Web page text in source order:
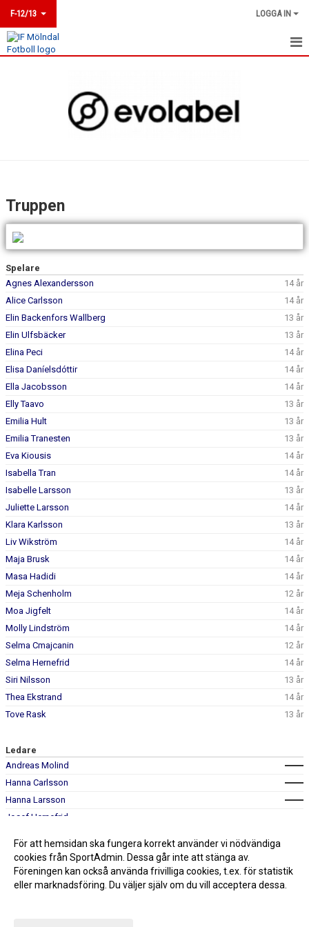
F-12/13 LOGGA IN
MATCHER
Truppen
Spelare
Agnes Alexandersson
14 år
Alice Carlsson
14 år
Elin Backenfors Wallberg
13 år
Elin Ulfsbäcker
13 år
Elina Peci
14 år
Elisa Daníelsdóttir
14 år
Ella Jacobsson
14 år
Elly Taavo
13 år
Emilia Hult
13 år
Emilia Tranesten
13 år
Eva Kiousis
14 år
Isabella Tran
14 år
Isabelle Larsson
13 år
Juliette Larsson
14 år
Klara Karlsson
13 år
Liv Wikström
14 år
Maja Brusk
14 år
Masa Hadidi
14 år
Meja Schenholm
12 år
Moa Jigfelt
14 år
Molly Lindström
14 år
Selma Cmajcanin
12 år
Selma Hernefrid
14 år
Siri Nilsson
13 år
Thea Ekstrand
14 år
Tove Rask
13 år
Ledare
Andreas Molind
Hanna Carlsson
Hanna Larsson
Josef Hernefrid
För att hemsidan ska fungera korrekt använder vi nödvändiga
cookies från SportAdmin. Dessa går inte att stänga av.
Föreningen kan också använda frivilliga cookies, t.ex. för statistik
eller marknadsföring. Du väljer själv om du vill acceptera dessa.